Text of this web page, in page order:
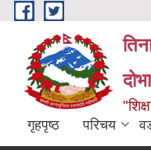
Skip to main content
गृहपृष्ठ परिचय